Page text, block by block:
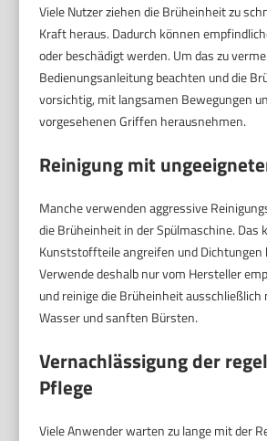
Viele Nutzer ziehen die Brüheinheit zu
Kraft heraus. Dadurch können
oder beschädigt werden. Um das zu
Bedienungsanleitung beachten und die
vorsichtig, mit langsamen Bewegungen
vorgesehenen Griffen herausnehmen.
Reinigung mit
Manche verwenden aggressive
die Brüheinheit in der Spülmaschine. Das
Kunststoffteile angreifen und Dichtungen
Verwende deshalb nur vom Hersteller
und reinige die Brüheinheit
Wasser und sanften Bürsten.
Vernachlässigung der
Pflege
Viele Anwender warten zu lange mit der